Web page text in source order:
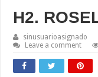
H2.
sinusuarioasignado
Leave a comment